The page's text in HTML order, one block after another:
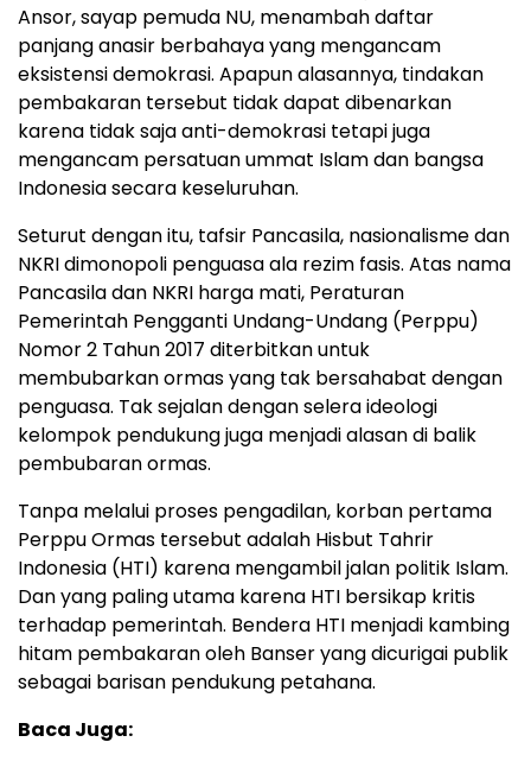
Ansor, sayap pemuda NU, menambah daftar
panjang anasir berbahaya yang mengancam
eksistensi demokrasi. Apapun alasannya, tindakan
pembakaran tersebut tidak dapat dibenarkan
karena tidak saja anti-demokrasi tetapi juga
mengancam persatuan ummat Islam dan bangsa
Indonesia secara keseluruhan.
Seturut dengan itu, tafsir Pancasila, nasionalisme dan
NKRI dimonopoli penguasa ala rezim fasis. Atas nama
Pancasila dan NKRI harga mati, Peraturan
Pemerintah Pengganti Undang-Undang (Perppu)
Nomor 2 Tahun 2017 diterbitkan untuk
membubarkan ormas yang tak bersahabat dengan
penguasa. Tak sejalan dengan selera ideologi
kelompok pendukung juga menjadi alasan di balik
pembubaran ormas.
Tanpa melalui proses pengadilan, korban pertama
Perppu Ormas tersebut adalah Hisbut Tahrir
Indonesia (HTI) karena mengambil jalan politik Islam.
Dan yang paling utama karena HTI bersikap kritis
terhadap pemerintah. Bendera HTI menjadi kambing
hitam pembakaran oleh Banser yang dicurigai publik
sebagai barisan pendukung petahana.
Baca Juga: